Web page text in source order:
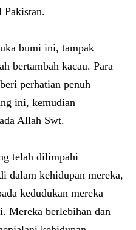
Pakistan.
bumi ini, tampak
bertambah kacau. Para
perhatian penuh
ini, kemudian
Allah Swt.
telah dilimpahi
dalam kehidupan mereka,
kedudukan mereka
Mereka berlebihan dan